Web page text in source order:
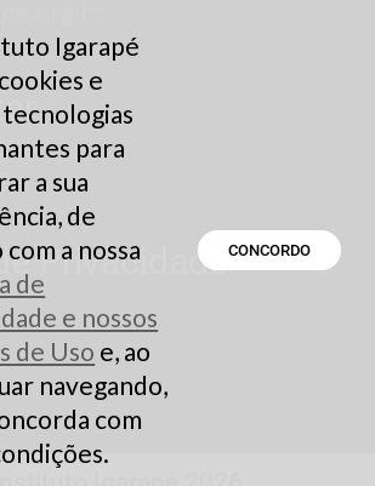
Privacidade
Igarapé
e
para
a sua
de
a nossa
de
e nossos
de Uso e, ao
navegando,
com
CONCORDO